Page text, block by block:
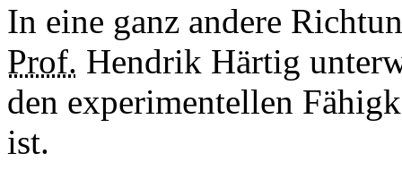
In eine ganz andere
Prof. Hendrik Härtig
den experimentellen
ist.